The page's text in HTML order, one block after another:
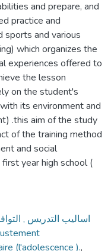
and prepare, and
practice and
sports and various
which organizes the
experiences offered to
the lesson
on the student's
its environment and
.this aim of the study
of the training method
and social
year high school (
اساليب التدريس ,
(l'adolescence ).,